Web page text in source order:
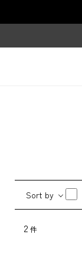
Sort by
2 件